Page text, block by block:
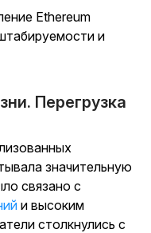
Ethereum
и
Перегрузка
значительную
связано с
и высоким
столкнулись с